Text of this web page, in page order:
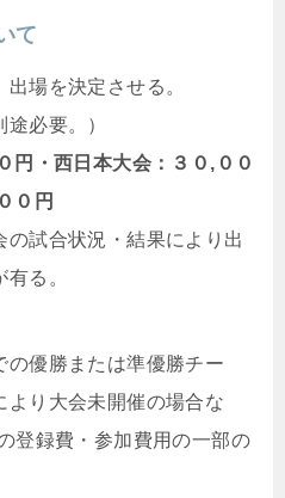
て
場を決定させる。
必要。）
円・西日本大会：３０,００
０円
試合状況・結果により出
る。
優勝または準優勝チー
より大会未開催の場合な
登録費・参加費用の一部の